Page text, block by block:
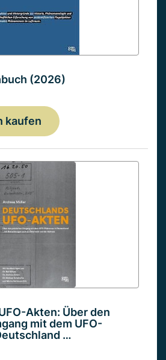
(2026)
kaufen
Akten: Über den
mit dem UFO-
…